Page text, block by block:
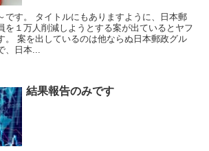
です。 タイトルにもありますように、日本郵
を１万人削減しようとする案が出ているとヤフ
。 案を出しているのは他ならぬ日本郵政グル
、日本...
結果報告のみです